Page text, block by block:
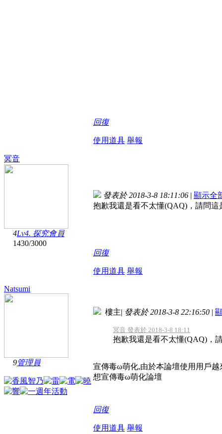
回復
使用道具 舉報
冥音
4Lv4. 探究會員
1430/3000
發表於 2018-3-8 18:11:06 | 顯示全
抱歉我還是看不太懂(QAQ)，請問這
回復
使用道具 舉報
Natsumi
9管理員
樓主| 發表於 2018-3-8 22:16:50 |
冥音 發表於 2018-3-8 18:11
抱歉我還是看不太懂(QAQ)，
宣傳毒ω萌化,由於本論壇使用用戶越
想宣傳毒ω萌化論壇
回復
使用道具 舉報